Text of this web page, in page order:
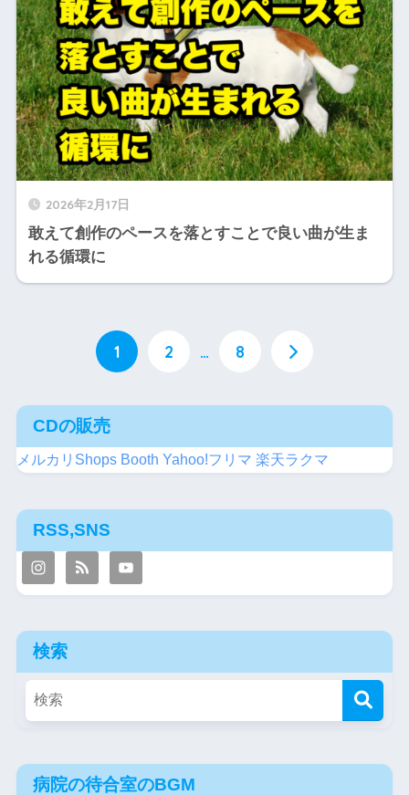
2026年2月17日
敢えて創作のペースを落とすことで良い曲が生ま
れる循環に
1 2 … 8
CDの販売
メルカリShops Booth Yahoo!フリマ 楽天ラクマ
RSS,SNS
検索
病院の待合室のBGM